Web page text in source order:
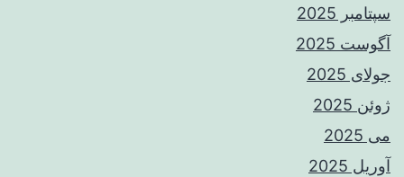
سپتامبر 2025
آگوست 2025
جولای 2025
ژوئن 2025
می 2025
آوریل 2025